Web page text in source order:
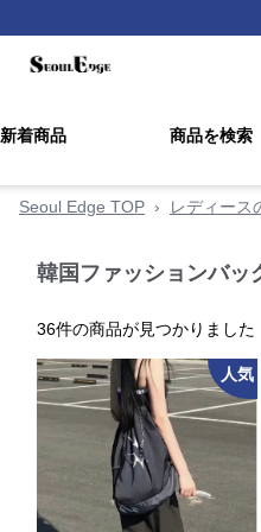
新着商品 商品を検索
Seoul Edge TOP › レディース
韓国ファッションバッ
36件の商品が見つかりました
人気